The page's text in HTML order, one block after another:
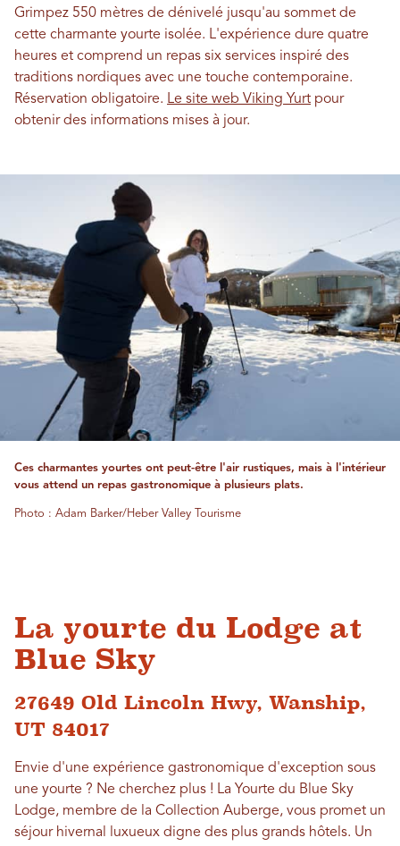
Grimpez 550 mètres de dénivelé jusqu'au sommet de
cette charmante yourte isolée. L'expérience dure quatre
heures et comprend un repas six services inspiré des
traditions nordiques avec une touche contemporaine.
Réservation obligatoire. Le site web Viking Yurt pour
obtenir des informations mises à jour.
Ces charmantes yourtes ont peut-être l'air rustiques, mais à l'intérieur
vous attend un repas gastronomique à plusieurs plats.
Photo : Adam Barker/Heber Valley Tourisme
La yourte du Lodge at
Blue Sky
27649 Old Lincoln Hwy, Wanship,
UT 84017
Envie d'une expérience gastronomique d'exception sous
une yourte ? Ne cherchez plus ! La Yourte du Blue Sky
Lodge, membre de la Collection Auberge, vous promet un
séjour hivernal luxueux digne des plus grands hôtels. Un